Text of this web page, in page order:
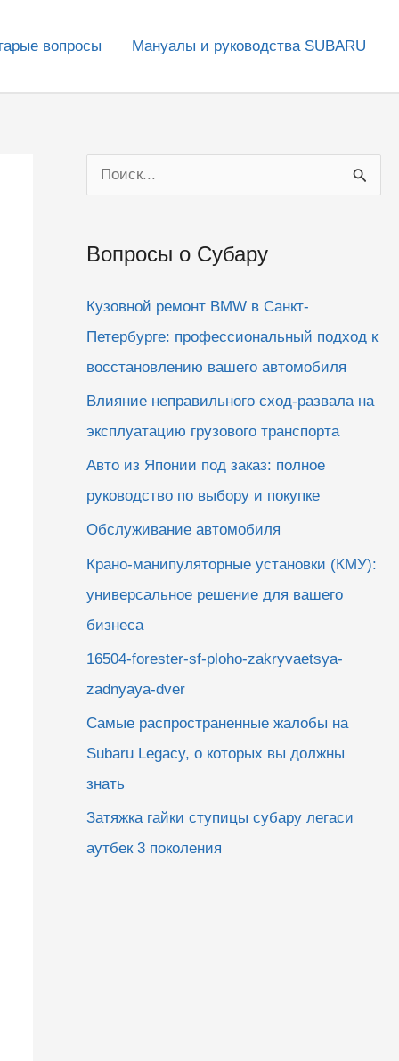
вопросы Мануалы и руководства SUBARU
о
с
Вопросы о Субару
Кузовной ремонт BMW в Санкт-
Петербурге: профессиональный подход к
восстановлению вашего автомобиля
Влияние неправильного сход-развала на
эксплуатацию грузового транспорта
Авто из Японии под заказ: полное
руководство по выбору и покупке
Обслуживание автомобиля
Крано-манипуляторные установки (КМУ):
универсальное решение для вашего
бизнеса
16504-forester-sf-ploho-zakryvaetsya-
zadnyaya-dver
Самые распространенные жалобы на
Subaru Legacy, о которых вы должны
знать
Затяжка гайки ступицы субару легаси
аутбек 3 поколения